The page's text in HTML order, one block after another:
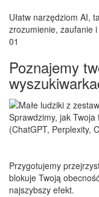
Ułatw narzędziom AI,
zrozumienie, zaufanie
01
Poznajemy
Sprawdzimy, jak
(ChatGPT, Perplexity,
Przygotujemy
blokuje Twoją
najszybszy efekt.